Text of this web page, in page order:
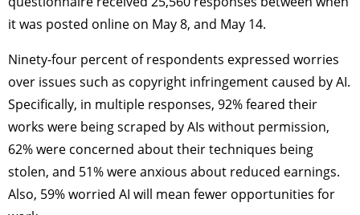
it was posted online on May 8, and May 14.
Ninety-four percent of respondents expressed worries
over issues such as copyright infringement caused by AI.
Specifically, in multiple responses, 92% feared their
works were being scraped by AIs without permission,
62% were concerned about their techniques being
stolen, and 51% were anxious about reduced earnings.
Also, 59% worried AI will mean fewer opportunities for